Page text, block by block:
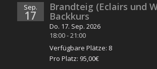
Sep.
17
Brandteig (Eclairs und
Backkurs
Do. 17. Sep. 2026
18:00-21:00
Verfügbare Plätze: 8
Pro Platz: 95,00€